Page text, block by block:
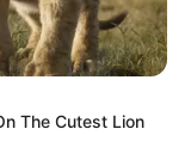
The Cutest Lion